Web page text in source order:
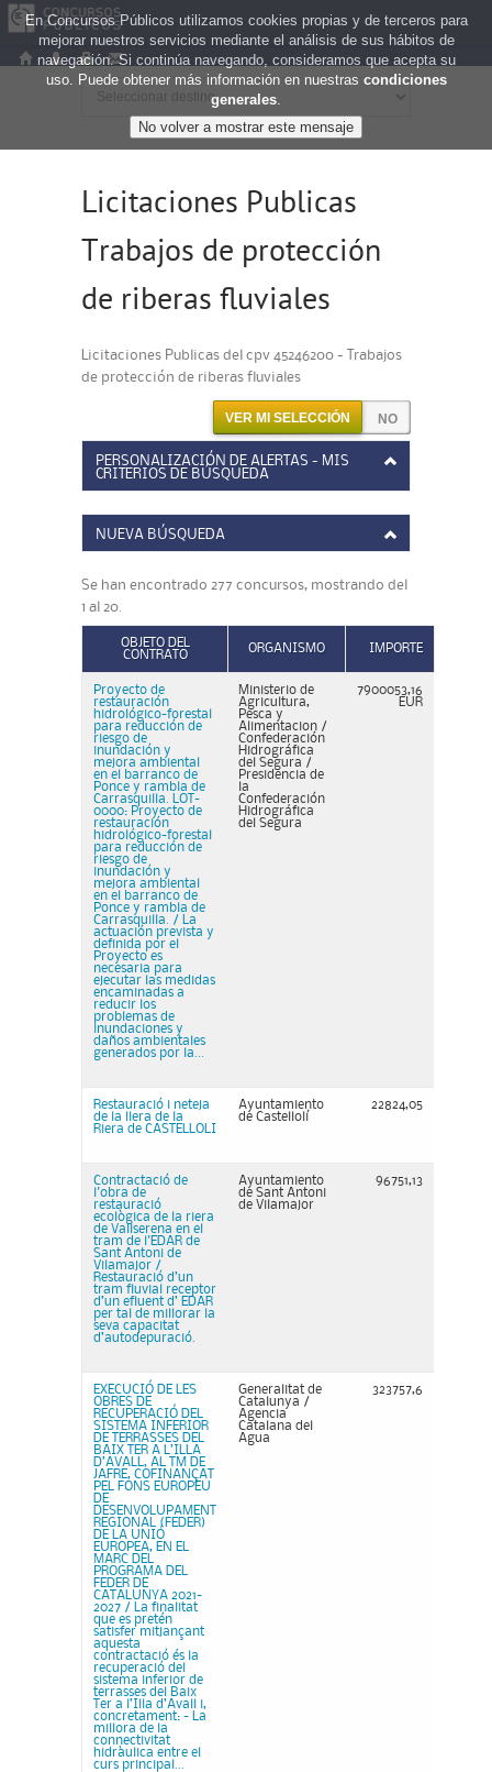
Licitaciones Publicas
Trabajos de protección
de riberas fluviales
Licitaciones Publicas del cpv 45246200 - Trabajos
de protección de riberas fluviales
VER MI SELECCIÓN
PERSONALIZACIÓN DE ALERTAS - MIS
CRITERIOS DE BÚSQUEDA
NUEVA BÚSQUEDA
Se han encontrado 277 concursos, mostrando del
1 al 20.
OBJETO DEL
CONTRATO
ORGANISMO IMPORTE
Proyecto de
restauración
hidrológico-forestal
para reducción de
riesgo de
inundación y
mejora ambiental
en el barranco de
Ponce y rambla de
Carrasquilla. LOT-
0000: Proyecto de
restauración
hidrológico-forestal
para reducción de
riesgo de
inundación y
mejora ambiental
en el barranco de
Ponce y rambla de
Carrasquilla. / La
actuación prevista y
definida por el
Proyecto es
necesaria para
ejecutar las medidas
encaminadas a
reducir los
problemas de
inundaciones y
daños ambientales
generados por la...
Ministerio de
Agricultura,
Pesca y
Alimentacion /
Confederación
Hidrográfica
del Segura /
Presidencia de
la
Confederación
Hidrográfica
del Segura
7900053,16
EUR
Restauració i neteja
de la llera de la
Riera de CASTELLOLI
Ayuntamiento
de Castellolí
22824,05
Contractació de
l'obra de
restauració
ecològica de la riera
de Vallserena en el
tram de l'EDAR de
Sant Antoni de
Vilamajor /
Restauració d’un
tram fluvial receptor
d’un efluent d’ EDAR
per tal de millorar la
seva capacitat
d’autodepuració.
Ayuntamiento
de Sant Antoni
de Vilamajor
96751,13
EXECUCIÓ DE LES
OBRES DE
RECUPERACIÓ DEL
SISTEMA INFERIOR
DE TERRASSES DEL
BAIX TER A L’ILLA
D’AVALL, AL TM DE
JAFRE, COFINANÇAT
PEL FONS EUROPEU
DE
DESENVOLUPAMENT
REGIONAL (FEDER)
DE LA UNIÓ
EUROPEA, EN EL
MARC DEL
PROGRAMA DEL
FEDER DE
CATALUNYA 2021-
2027 / La finalitat
que es pretén
satisfer mitjançant
aquesta
contractació és la
recuperació del
sistema inferior de
terrasses del Baix
Ter a l’Illa d’Avall i,
concretament: - La
millora de la
connectivitat
hidràulica entre el
curs principal...
Generalitat de
Catalunya /
Agencia
Catalana del
Agua
323757,6
En Concursos Públicos utilizamos cookies propias y de terceros para
mejorar nuestros servicios mediante el análisis de sus hábitos de
navegación. Si continúa navegando, consideramos que acepta su
uso. Puede obtener más información en nuestras condiciones
generales.